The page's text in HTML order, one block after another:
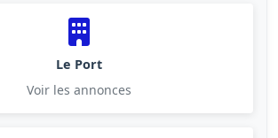
Le Port
Voir les annonces